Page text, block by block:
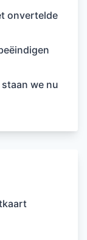
onvertelde
we nu